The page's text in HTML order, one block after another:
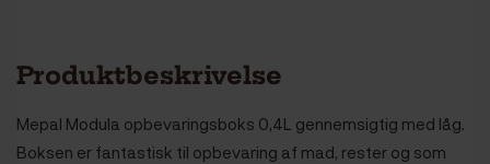
Produktbeskrivelse
Mepal Modula opbevaringsboks 0,4L gennemsigtig med låg.
Boksen er fantastisk til opbevaring af mad, rester og som